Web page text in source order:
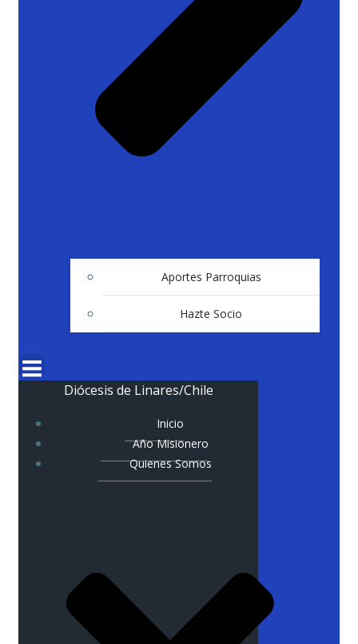
Aportes Parroquias
Hazte Socio
Diócesis de Linares/Chile
Inicio
Año Misionero
Quienes Somos